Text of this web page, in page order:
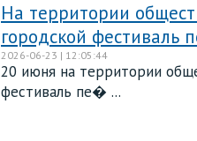
На территории
городской фестиваль
2026-06-23 | 12:05:44
20 июня на территории
фестиваль пе� ...